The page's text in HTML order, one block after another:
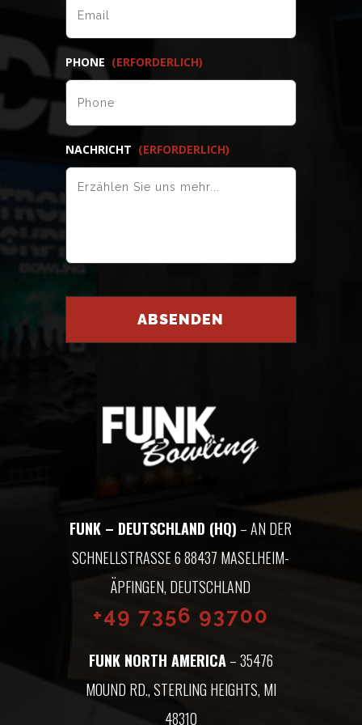
PHONE (ERFORDERLICH)
NACHRICHT (ERFORDERLICH)
FUNK – DEUTSCHLAND (HQ) – AN DER
SCHNELLSTRASSE 6 88437 MASELHEIM-Ä
PFINGEN, DEUTSCHLAND
+49 7356 93700
FUNK NORTH AMERICA– 35476
MOUND RD., STERLING HEIGHTS, MI
48310